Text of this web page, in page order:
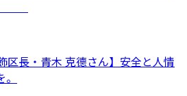
区長・青木 克德さん】安全と人情